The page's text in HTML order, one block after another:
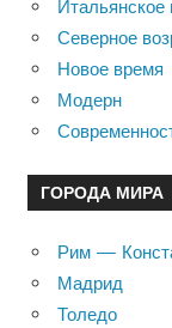
Итальянское
Северное
Новое время
Модерн
ГОРОДА МИРА
Рим —
Мадрид
Толедо